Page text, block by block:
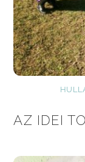
AZ IDEI